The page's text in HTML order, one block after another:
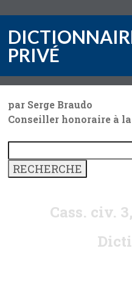
PRIVÉ
par Serge Braudo
Conseiller honoraire à
Cass. civ.